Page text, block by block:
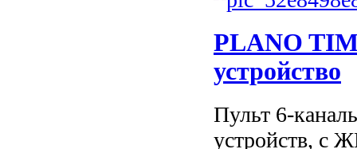
PLANO
устройство
Пульт 6-
устройств, с